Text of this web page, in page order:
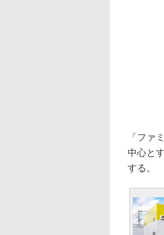
「ファ
中心と
する。